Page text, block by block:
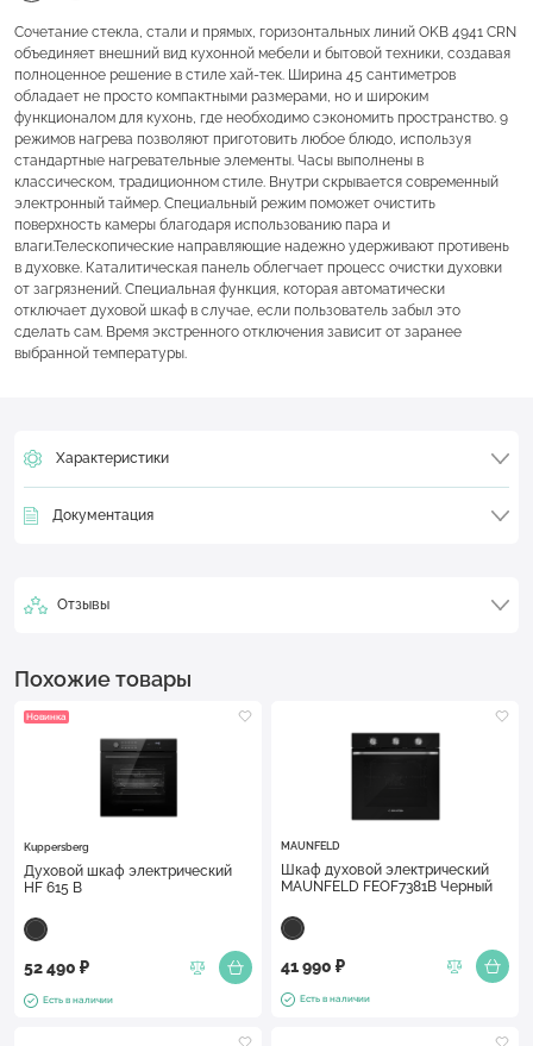
Сочетание стекла, стали и прямых, горизонтальных линий OKB 4941 CRN
объединяет внешний вид кухонной мебели и бытовой техники, создавая
полноценное решение в стиле хай-тек. Ширина 45 сантиметров
обладает не просто компактными размерами, но и широким
функционалом для кухонь, где необходимо сэкономить пространство. 9
режимов нагрева позволяют приготовить любое блюдо, используя
стандартные нагревательные элементы. Часы выполнены в
классическом, традиционном стиле. Внутри скрывается современный
электронный таймер. Специальный режим поможет очистить
поверхность камеры благодаря использованию пара и
влаги.Телескопические направляющие надежно удерживают противень
в духовке. Каталитическая панель облегчает процесс очистки духовки
от загрязнений. Специальная функция, которая автоматически
отключает духовой шкаф в случае, если пользователь забыл это
сделать сам. Время экстренного отключения зависит от заранее
выбранной температуры.
Характеристики
Документация
Отзывы
Похожие товары
Новинка
Kuppersberg
Духовой шкаф электрический
HF 615 B
52 490 ₽
Есть в наличии
MAUNFELD
Шкаф духовой электрический
MAUNFELD FEOF7381B Черный
41 990 ₽
Есть в наличии